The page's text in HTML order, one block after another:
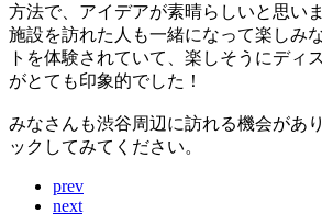
方法で、アイデアが素晴らしいと思いま
施設を訪れた人も一緒になって楽しみ
トを体験されていて、楽しそうにディ
がとても印象的でした！
みなさんも渋谷周辺に訪れる機会があ
ックしてみてください。
prev
next